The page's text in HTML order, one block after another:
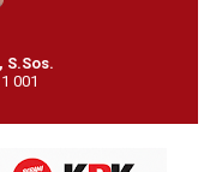
S.Sos.
001